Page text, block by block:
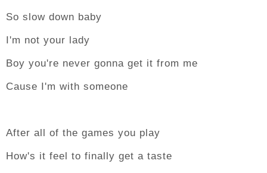
So slow down baby
I'm not your lady
Boy you're never gonna get it from me
Cause I'm with someone
After all of the games you play
How's it feel to finally get a taste